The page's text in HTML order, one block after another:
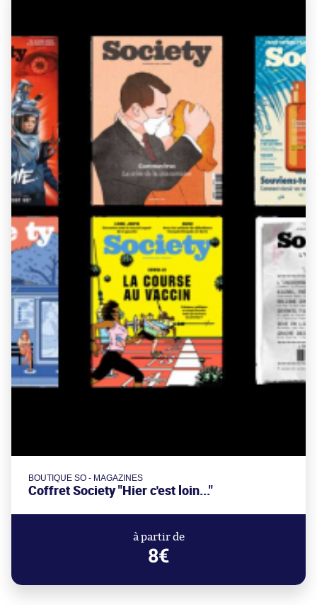
BOUTIQUE SO - MAGAZINES
Coffret Society "Hier c'est loin..."
à partir de
8€